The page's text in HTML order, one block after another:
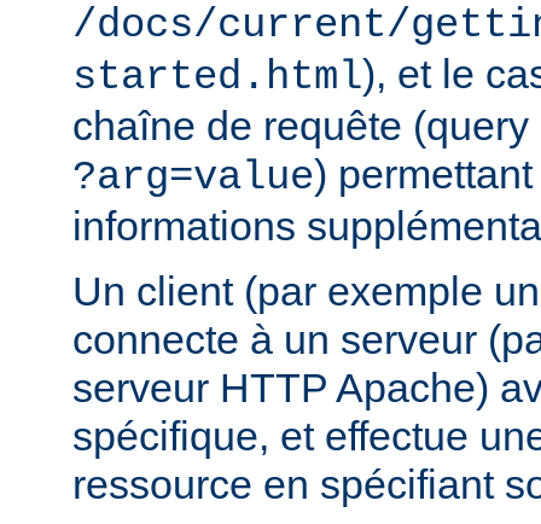
/docs/current/
started.html), et le
chaîne de requête
?arg=value)
informations
Un client (par exemple
connecte à un serveur
serveur HTTP Apache)
spécifique, et effectue
ressource en spécifiant